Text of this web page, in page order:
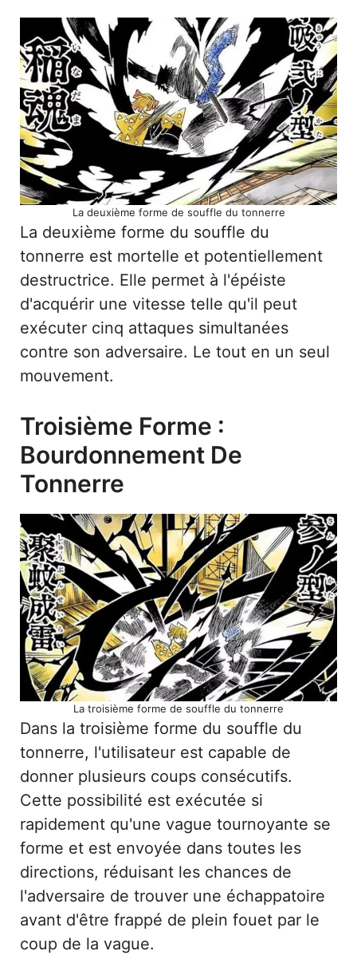
La deuxième forme de souffle du tonnerre
La deuxième forme du souffle du
tonnerre est mortelle et potentiellement
destructrice. Elle permet à l'épéiste
d'acquérir une vitesse telle qu'il peut
exécuter cinq attaques simultanées
contre son adversaire. Le tout en un seul
mouvement.
Troisième Forme :
Bourdonnement De
Tonnerre
La troisième forme de souffle du tonnerre
Dans la troisième forme du souffle du
tonnerre, l'utilisateur est capable de
donner plusieurs coups consécutifs.
Cette possibilité est exécutée si
rapidement qu'une vague tournoyante se
forme et est envoyée dans toutes les
directions, réduisant les chances de
l'adversaire de trouver une échappatoire
avant d'être frappé de plein fouet par le
coup de la vague.